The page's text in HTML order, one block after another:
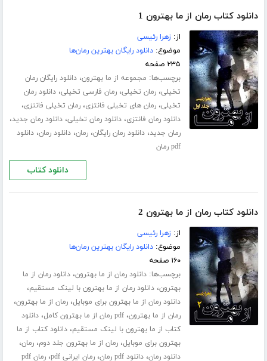
دانلود کتاب رمان از ما بهترون 1
از:زهرا رئیسی
موضوع:دانلود رایگان بهترین رمان‌ها
۲۳۵ صفحه
برچسب‌ها: مجموعه از ما بهترون،دانلود رایگان رمان
تخیلی،رمان تخیلی،رمان فارسی تخیلی،دانلود رمان
تخیلی،رمان های تخیلی فانتزی،رمان تخیلی فانتزی،
دانلود رمان فانتزی،دانلود رمان تخیلی،دانلود رمان جدید،
رمان جدید،دانلود رمان رایگان،رمان،دانلود رمان،دانلود
pdf رمان
دانلود کتاب
دانلود کتاب رمان از ما بهترون 2
از:زهرا رئیسی
موضوع:دانلود رایگان بهترین رمان‌ها
۱۶۰ صفحه
برچسب‌ها:دانلود رمان از ما بهترون،دانلود رمان از ما
بهترون،دانلود رمان از ما بهترون با لینک مستقیم،
دانلود رمان از ما بهترون برای موبایل،رمان از ما بهترون،
رمان از ما بهترون،pdf رمان از ما بهترون کامل ،دانلود
کتاب از ما بهترون با لینک مستقیم،دانلود کتاب از ما
بهترون برای موبایل،رمان از ما بهترون جلد دوم،رمان،
دانلود رمان،دانلود pdf رمان ،رمان ایرانی pdf ،رمان pdf